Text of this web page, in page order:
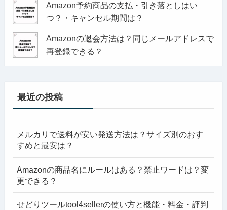
Amazon予約商品の支払・引き落としはい
つ？・キャンセル期間は？
Amazonの退会方法は？同じメールアドレスで
再登録できる？
最近の投稿
メルカリで送料が安い発送方法は？サイズ別のおす
すめと最安は？
Amazonの商品名にルールはある？禁止ワードは？変
更できる？
せどりツールtool4sellerの使い方と機能・料金・評判